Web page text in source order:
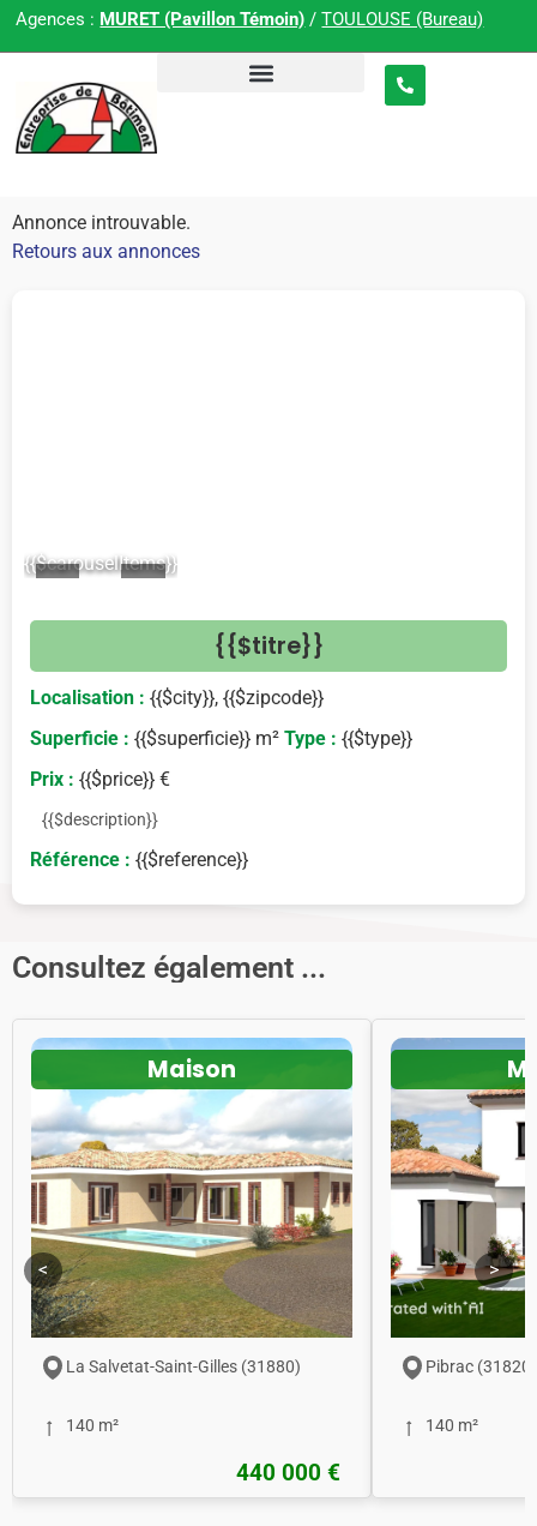
Agences : MURET (Pavillon Témoin) /TOULOUSE (Bureau)
Annonce introuvable.
Retours aux annonces
{{$carouselItems}}
{{$titre}}
Localisation : {{$city}}, {{$zipcode}}
Superficie : {{$superficie}} m² Type : {{$type}}
Prix : {{$price}} €
{{$description}}
Référence : {{$reference}}
Consultez également ...
<
Maison
La Salvetat-Saint-Gilles (31880)
140 m²
440 000 €
Pibrac (31820)
140 m²
>